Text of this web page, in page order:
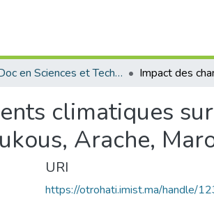
CEDoc en Sciences et Techniques et Sciences Médicales (CED - STSM)
climatiques
Arache,
URI
https://otrohati.imist.ma/handle/